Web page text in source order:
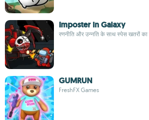
Imposter in Galaxy
रणनीति और उन्नति के साथ स्पेस खतरों का
GUMRUN
FreshFX Games